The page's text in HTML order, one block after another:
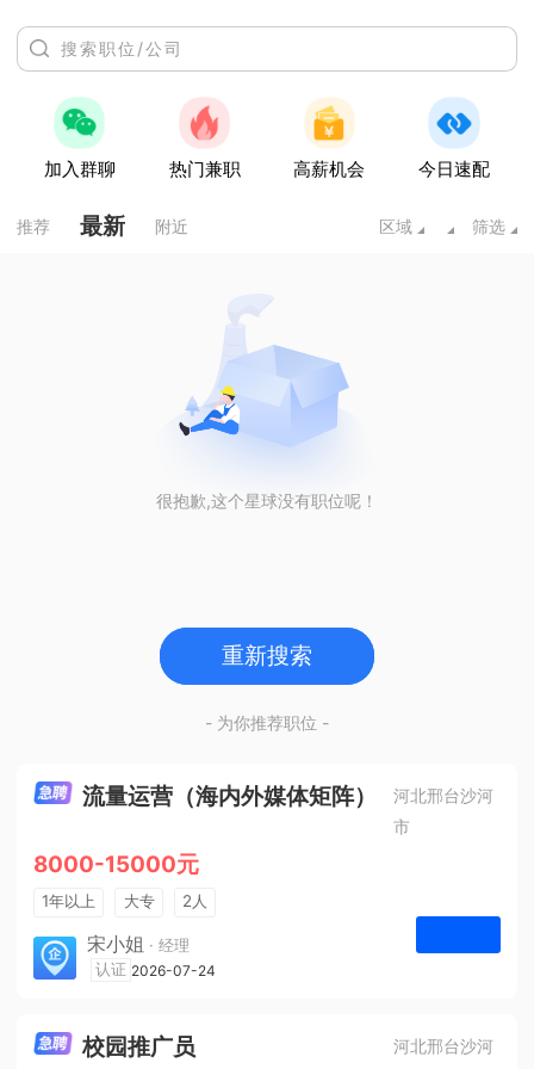
加入群聊 热门兼职 高薪机会 今日速配
推荐 最新 附近 区域 筛选
很抱歉,这个星球没有职位呢！
重新搜索
- 为你推荐职位 -
流量运营（海内外媒体矩阵）
河北邢台沙河
市
8000-15000元
1年以上 大专
2人
法定节假日
宋小姐 · 经理
河北众杰网络科技有限公司
认证 2026-07-24
校园推广员
河北邢台沙河